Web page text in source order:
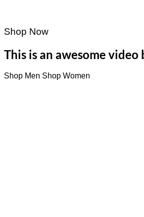
Shop Now
This is an awesome video
Shop Men Shop Women